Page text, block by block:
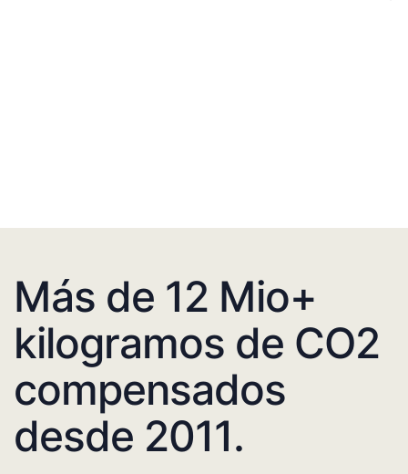
Más de 12 Mio+
kilogramos de CO2
compensados
desde 2011.